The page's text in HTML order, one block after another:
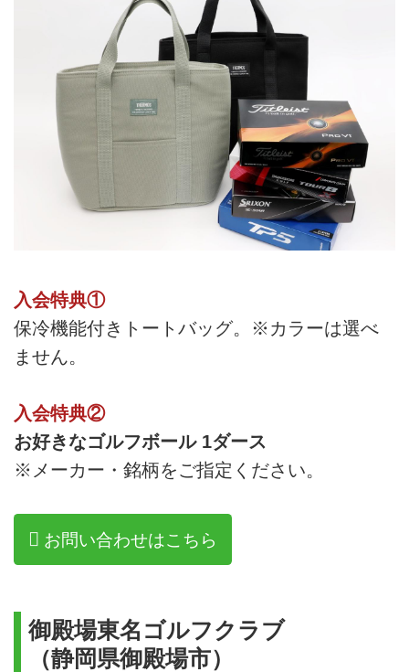
入会特典①
保冷機能付きトートバッグ。※カラーは選べ
ません。
入会特典②
お好きなゴルフボール 1ダース
※メーカー・銘柄をご指定ください。
お問い合わせはこちら
御殿場東名ゴルフクラブ
（静岡県御殿場市）